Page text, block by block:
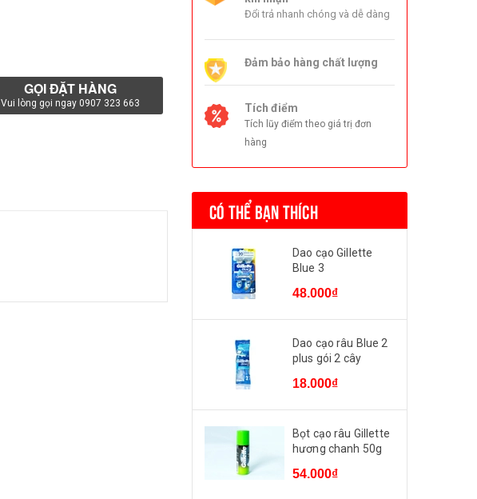
GỌI ĐẶT HÀNG
Vui lòng gọi ngay 0907 323 663
Đổi trả nhanh chóng và dễ dàng
Đảm bảo hàng chất lượng
Tích điểm
Tích lũy điểm theo giá trị đơn
hàng
CÓ THỂ BẠN THÍCH
Dao cạo Gillette
Blue 3
48.000₫
Dao cạo râu Blue 2
plus gói 2 cây
18.000₫
Bọt cạo râu Gillette
hương chanh 50g
54.000₫